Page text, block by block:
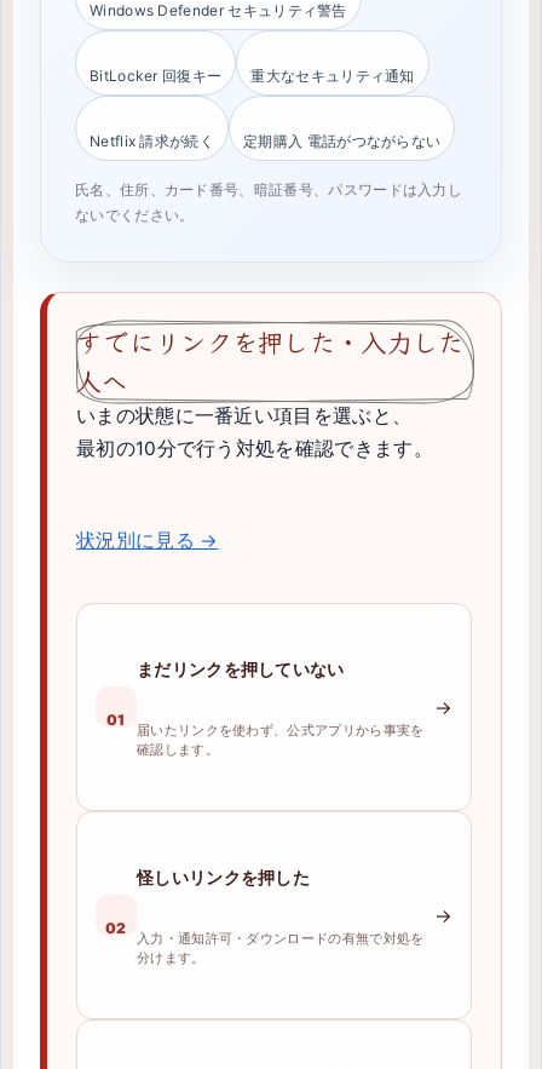
Windows Defender セキュリティ警告
BitLocker 回復キー 重大なセキュリティ通知
Netflix 請求が続く 定期購入 電話がつながらない
氏名、住所、カード番号、暗証番号、パスワードは入力し
ないでください。
すでにリンクを押した・入力した
人へ
いまの状態に一番近い項目を選ぶと、
最初の10分で行う対処を確認できます。
状況別に見る →
01
まだリンクを押していない
届いたリンクを使わず、公式アプリから事実を
確認します。
→
02
怪しいリンクを押した
入力・通知許可・ダウンロードの有無で対処を
分けます。
→